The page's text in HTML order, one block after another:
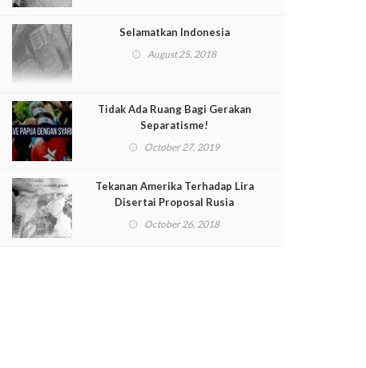
Selamatkan Indonesia
August 25, 2018
Tidak Ada Ruang Bagi Gerakan
Separatisme!
October 27, 2019
Tekanan Amerika Terhadap Lira
Disertai Proposal Rusia
October 26, 2018